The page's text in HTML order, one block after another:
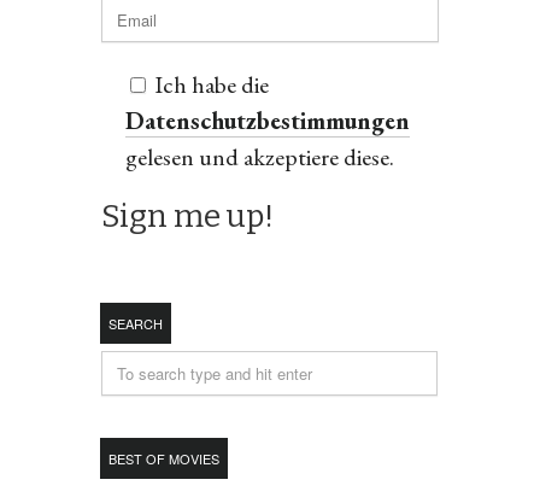
Ich habe die
Datenschutzbestimmungen
gelesen und akzeptiere diese.
SEARCH
BEST OF MOVIES